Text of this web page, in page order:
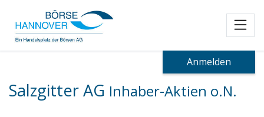
Anmelden
Salzgitter AG Inhaber-Aktien o.N.